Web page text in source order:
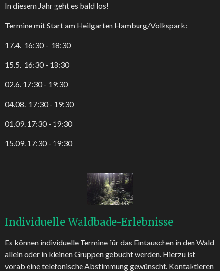
In diesem Jahr geht es bald los!
Termine mit Start am Heilgarten Hamburg/Volkspark:
17.4. 16:30 - 18:30
15.5. 16:30 - 18:30
02.6. 17:30 - 19:30
04.08. 17:30 - 19:30
01.09. 17:30 - 19:30
15.09. 17:30 - 19:30
Individuelle Waldbade-Erlebnisse
Es können individuelle Termine für das Eintauschen in den Wald
allein oder in kleinen Gruppen gebucht werden. Hierzu ist
vorab eine telefonische Abstimmung gewünscht. Kontaktieren